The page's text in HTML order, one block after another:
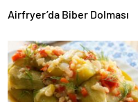
Airfryer’da Biber Dolması